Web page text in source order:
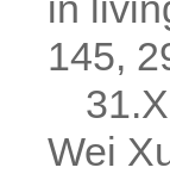
145,
Wei